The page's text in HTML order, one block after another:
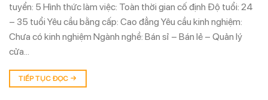
tuyển: 5 Hình thức làm việc: Toàn thời gian cố định Độ tuổi: 24
– 35 tuổi Yêu cầu bằng cấp: Cao đẳng Yêu cầu kinh nghiệm:
Chưa có kinh nghiệm Ngành nghề: Bán sỉ – Bán lẻ – Quản lý
cửa…
TIẾP TỤC ĐỌC →